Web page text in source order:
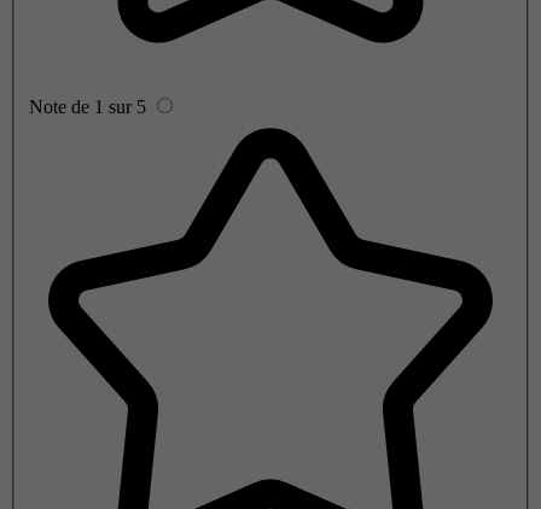
Note de 1 sur 5